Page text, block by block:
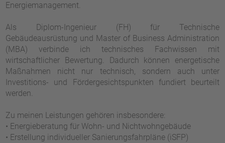
Energiemanagement.
Als Diplom-Ingenieur (FH) für Technische
Gebäudeausrüstung und Master of Business Administration
(MBA) verbinde ich technisches Fachwissen mit
wirtschaftlicher Bewertung. Dadurch können energetische
Maßnahmen nicht nur technisch, sondern auch unter
Investitions- und Fördergesichtspunkten fundiert beurteilt
werden.
Zu meinen Leistungen gehören insbesondere:
• Energieberatung für Wohn- und Nichtwohngebäude
• Erstellung individueller Sanierungsfahrpläne (iSFP)